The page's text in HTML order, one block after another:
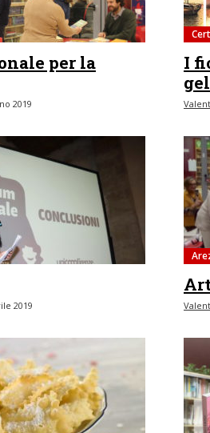
per la
2019
I
2019